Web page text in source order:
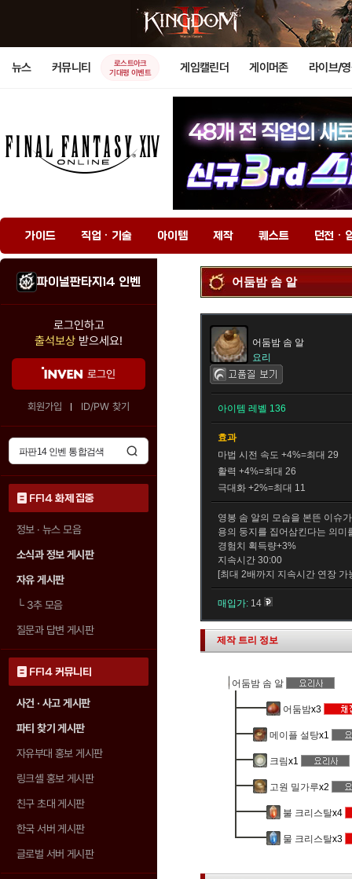
뉴스 커뮤니티
로스트아크
기대평 이벤트
게임캘린더 게이머존 라이브/
가이드 직업 · 기술 아이템 제작 퀘스트 던전 ·
파이널판타지14 인벤
로그인하고
출석보상 받으세요!
로그인
회원가입 ID/PW 찾기
FF14 화제 집중
정보 · 뉴스 모음
소식과 정보 게시판
자유 게시판
└3추 모음
질문과 답변 게시판
FF14 커뮤니티
사건 · 사고 게시판
파티 찾기 게시판
자유부대 홍보 게시판
링크셸 홍보 게시판
친구 초대 게시판
한국 서버 게시판
글로벌 서버 게시판
어둠밤 솜 알
어둠밤 솜 알
요리
아이템 레벨 136
효과
마법 시전 속도 +4%=최대 29
활력 +4%=최대 26
극대화 +2%=최대 11
영봉 솜 알의 모습을 본뜬 이슈
용의 둥지를 집어삼킨다는 의미
경험치 획득량+3%
지속시간 30:00
[최대 2배까지 지속시간 연장 가
매입가: 14
제작 트리 정보
어둠밤 솜 알
어둠밤x3
메이플 설탕x1
크림x1
고원 밀가루x2
불 크리스탈x4
물 크리스탈x3